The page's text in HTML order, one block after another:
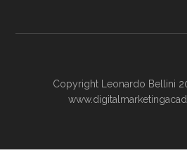
Copyright Leonardo Bellini